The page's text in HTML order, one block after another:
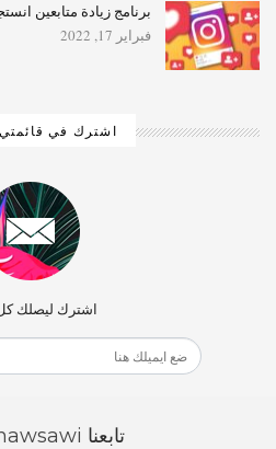
برنامج زيادة متابعين
فبراير 17, 2022
اشترك في قائمتي
اشترك ليصلك
تابعنا